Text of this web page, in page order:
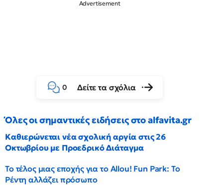
0 Δείτε τα σχόλια
Όλες οι σημαντικές ειδήσεις στο alfavita.gr
Καθιερώνεται νέα σχολική αργία στις 26
Οκτωβρίου με Προεδρικό Διάταγμα
Το τέλος μιας εποχής για το Allou! Fun Park: Το
Ρέντη αλλάζει πρόσωπο